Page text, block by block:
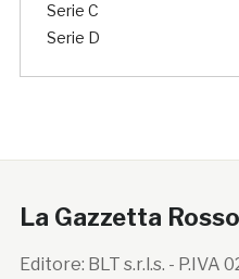
Serie C
Serie D
La Gazzetta
Editore: BLT s.r.l.s. - P.IVA